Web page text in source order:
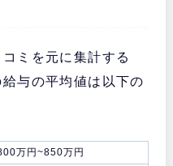
ミを元に集計する
与の平均値は以下の
万円~850万円